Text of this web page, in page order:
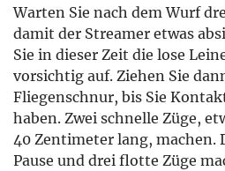
Warten Sie nach dem Wurf
damit der Streamer etwas
Sie in dieser Zeit die lose
vorsichtig auf. Ziehen Sie
Fliegenschnur, bis Sie
haben. Zwei schnelle Züge,
40 Zentimeter lang, machen.
Pause und drei flotte Züge